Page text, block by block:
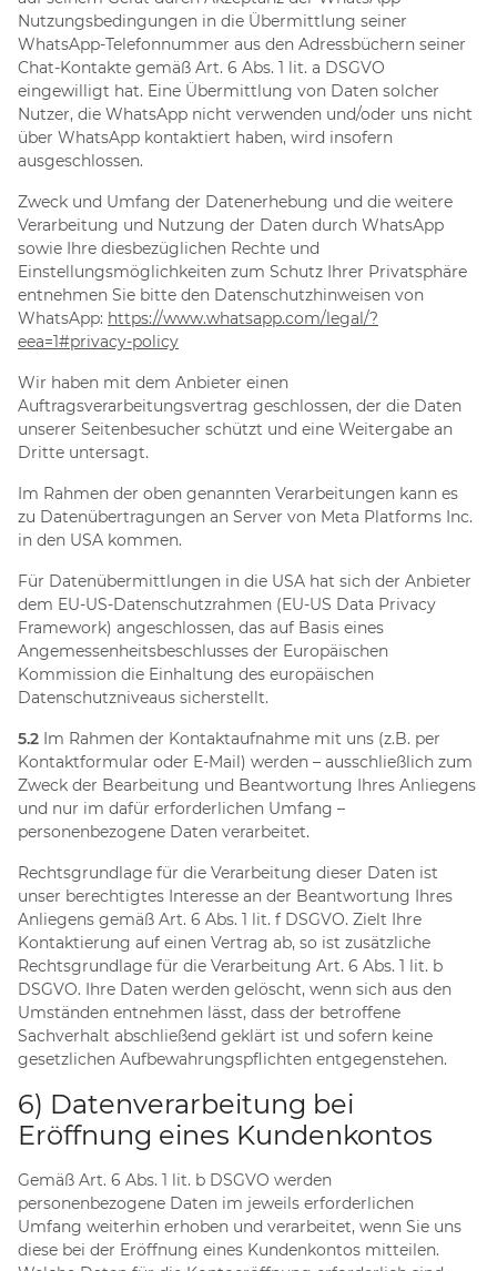
Nutzungsbedingungen in die Übermittlung seiner
WhatsApp-Telefonnummer aus den Adressbüchern seiner
Chat-Kontakte gemäß Art. 6 Abs. 1 lit. a DSGVO
eingewilligt hat. Eine Übermittlung von Daten solcher
Nutzer, die WhatsApp nicht verwenden und/oder uns nicht
über WhatsApp kontaktiert haben, wird insofern
ausgeschlossen.
Zweck und Umfang der Datenerhebung und die weitere
Verarbeitung und Nutzung der Daten durch WhatsApp
sowie Ihre diesbezüglichen Rechte und
Einstellungsmöglichkeiten zum Schutz Ihrer Privatsphäre
entnehmen Sie bitte den Datenschutzhinweisen von
WhatsApp: https://www.whatsapp.com/legal/?
eea=1#privacy-policy
Wir haben mit dem Anbieter einen
Auftragsverarbeitungsvertrag geschlossen, der die Daten
unserer Seitenbesucher schützt und eine Weitergabe an
Dritte untersagt.
Im Rahmen der oben genannten Verarbeitungen kann es
zu Datenübertragungen an Server von Meta Platforms Inc.
in den USA kommen.
Für Datenübermittlungen in die USA hat sich der Anbieter
dem EU-US-Datenschutzrahmen (EU-US Data Privacy
Framework) angeschlossen, das auf Basis eines
Angemessenheitsbeschlusses der Europäischen
Kommission die Einhaltung des europäischen
Datenschutzniveaus sicherstellt.
5.2 Im Rahmen der Kontaktaufnahme mit uns (z.B. per
Kontaktformular oder E-Mail) werden – ausschließlich zum
Zweck der Bearbeitung und Beantwortung Ihres Anliegens
und nur im dafür erforderlichen Umfang –
personenbezogene Daten verarbeitet.
Rechtsgrundlage für die Verarbeitung dieser Daten ist
unser berechtigtes Interesse an der Beantwortung Ihres
Anliegens gemäß Art. 6 Abs. 1 lit. f DSGVO. Zielt Ihre
Kontaktierung auf einen Vertrag ab, so ist zusätzliche
Rechtsgrundlage für die Verarbeitung Art. 6 Abs. 1 lit. b
DSGVO. Ihre Daten werden gelöscht, wenn sich aus den
Umständen entnehmen lässt, dass der betroffene
Sachverhalt abschließend geklärt ist und sofern keine
gesetzlichen Aufbewahrungspflichten entgegenstehen.
6) Datenverarbeitung bei
Eröffnung eines Kundenkontos
Gemäß Art. 6 Abs. 1 lit. b DSGVO werden
personenbezogene Daten im jeweils erforderlichen
Umfang weiterhin erhoben und verarbeitet, wenn Sie uns
diese bei der Eröffnung eines Kundenkontos mitteilen.